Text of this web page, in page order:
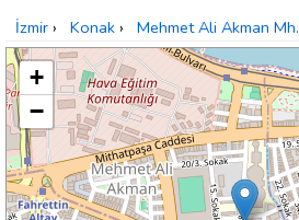
İzmir › Konak › Mehmet Ali Akman Mh.
+
−